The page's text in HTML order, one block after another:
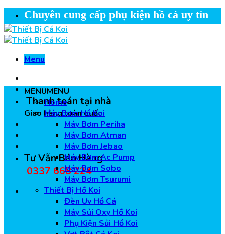
Skip
to
content
Chuyên cung cấp phụ kiện hồ cá uy tín
Menu
Thanh toán tại nhà
Giao hàng toàn quốc
Tư Vẫn Bán Hàng
0337 668 224
MENUMENU
Home
Máy Bơm Hồ Koi
Máy Bơm Periha
Máy Bơm Atman
Máy Bơm Jebao
Máy Bơm Ac Pump
Máy Bơm Sobo
Máy Bơm Tsurumi
Thiết Bị Hồ Koi
Đèn Uv Hồ Cá
Máy Sủi Oxy Hồ Koi
Phụ Kiện Sủi Hồ Koi